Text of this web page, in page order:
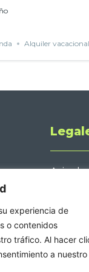
experiencia de
o contenidos
tráfico. Al hacer
a nuestro
Alquiler vacacional
para
Aviso